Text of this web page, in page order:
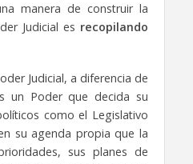
manera de construir la
Judicial es recopilando
Judicial, a diferencia de
un Poder que decida su
como el Legislativo
su agenda propia que la
sus planes de